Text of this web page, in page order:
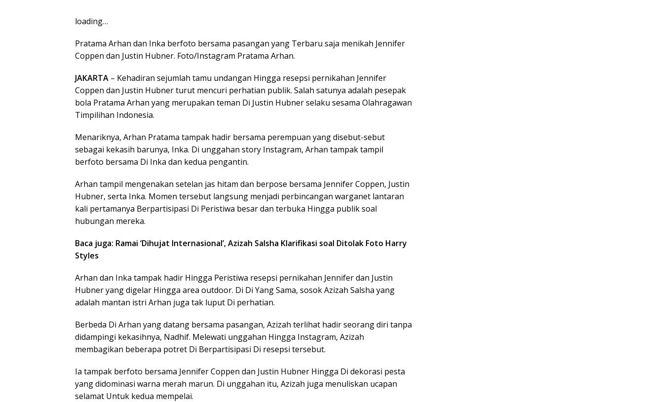
loading…
Pratama Arhan dan Inka berfoto bersama pasangan yang Terbaru saja menikah Jennifer
Coppen dan Justin Hubner. Foto/Instagram Pratama Arhan.
JAKARTA – Kehadiran sejumlah tamu undangan Hingga resepsi pernikahan Jennifer
Coppen dan Justin Hubner turut mencuri perhatian publik. Salah satunya adalah pesepak
bola Pratama Arhan yang merupakan teman Di Justin Hubner selaku sesama Olahragawan
Timpilihan Indonesia.
Menariknya, Arhan Pratama tampak hadir bersama perempuan yang disebut-sebut
sebagai kekasih barunya, Inka. Di unggahan story Instagram, Arhan tampak tampil
berfoto bersama Di Inka dan kedua pengantin.
Arhan tampil mengenakan setelan jas hitam dan berpose bersama Jennifer Coppen, Justin
Hubner, serta Inka. Momen tersebut langsung menjadi perbincangan warganet lantaran
kali pertamanya Berpartisipasi Di Peristiwa besar dan terbuka Hingga publik soal
hubungan mereka.
Baca juga: Ramai ‘Dihujat Internasional’, Azizah Salsha Klarifikasi soal Ditolak Foto Harry
Styles
Arhan dan Inka tampak hadir Hingga Peristiwa resepsi pernikahan Jennifer dan Justin
Hubner yang digelar Hingga area outdoor. Di Di Yang Sama, sosok Azizah Salsha yang
adalah mantan istri Arhan juga tak luput Di perhatian.
Berbeda Di Arhan yang datang bersama pasangan, Azizah terlihat hadir seorang diri tanpa
didampingi kekasihnya, Nadhif. Melewati unggahan Hingga Instagram, Azizah
membagikan beberapa potret Di Berpartisipasi Di resepsi tersebut.
Ia tampak berfoto bersama Jennifer Coppen dan Justin Hubner Hingga Di dekorasi pesta
yang didominasi warna merah marun. Di unggahan itu, Azizah juga menuliskan ucapan
selamat Untuk kedua mempelai.